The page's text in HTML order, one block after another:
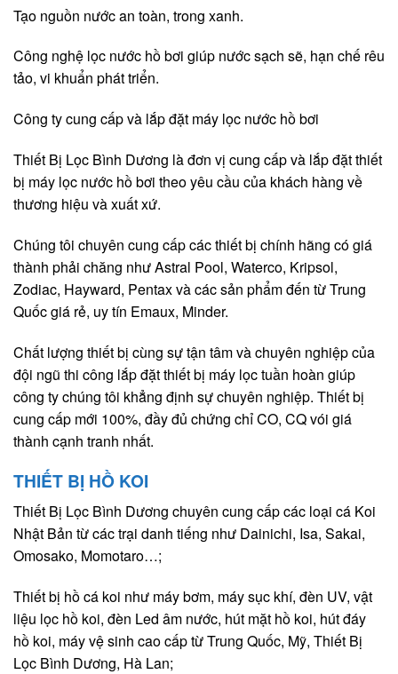
Tạo nguồn nước an toàn, trong xanh.
Công nghệ lọc nước hồ bơi giúp nước sạch sẽ, hạn chế rêu
tảo, vi khuẩn phát triển.
Công ty cung cấp và lắp đặt máy lọc nước hồ bơi
Thiết Bị Lọc Bình Dương là đơn vị cung cấp và lắp đặt thiết
bị máy lọc nước hồ bơi theo yêu cầu của khách hàng về
thương hiệu và xuất xứ.
Chúng tôi chuyên cung cấp các thiết bị chính hãng có giá
thành phải chăng như Astral Pool, Waterco, Kripsol,
Zodiac, Hayward, Pentax và các sản phẩm đến từ Trung
Quốc giá rẻ, uy tín Emaux, Minder.
Chất lượng thiết bị cùng sự tận tâm và chuyên nghiệp của
đội ngũ thi công lắp đặt thiết bị máy lọc tuần hoàn giúp
công ty chúng tôi khẳng định sự chuyên nghiệp. Thiết bị
cung cấp mới 100%, đầy đủ chứng chỉ CO, CQ vói giá
thành cạnh tranh nhất.
THIẾT BỊ HỒ KOI
Thiết Bị Lọc Bình Dương chuyên cung cấp các loại cá Koi
Nhật Bản từ các trại danh tiếng như Dainichi, Isa, Sakai,
Omosako, Momotaro…;
Thiết bị hồ cá koi như máy bơm, máy sục khí, đèn UV, vật
liệu lọc hồ koi, đèn Led âm nước, hút mặt hồ koi, hút đáy
hồ koi, máy vệ sinh cao cấp từ Trung Quốc, Mỹ, Thiết Bị
Lọc Bình Dương, Hà Lan;